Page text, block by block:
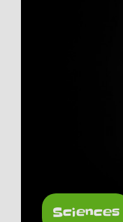
Sciences